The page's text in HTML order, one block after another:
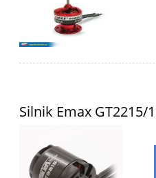
Silnik Emax GT2215/